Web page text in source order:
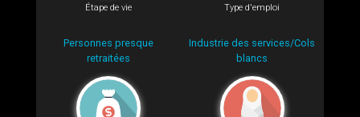
Étape de vie
Personnes presque
retraitées
Type d'emploi
Industrie des services/Cols
blancs